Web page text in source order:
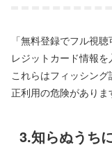
「無料登録でフル視
レジットカード情報を
これらはフィッシン
正利用の危険がありま
3.知らぬうち